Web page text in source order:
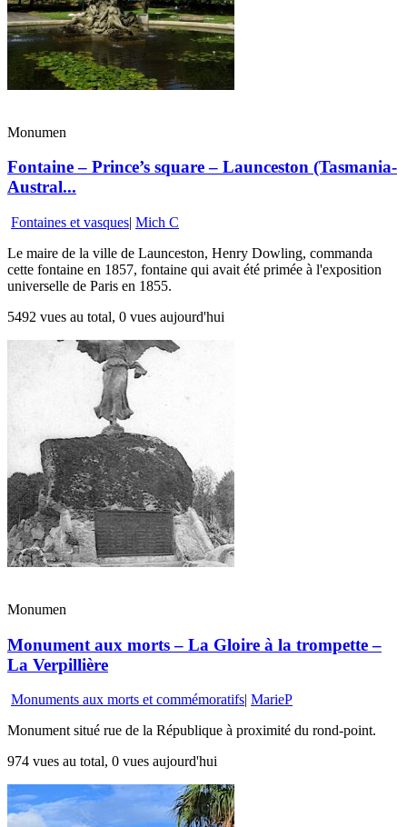
Monumen
Fontaine – Prince’s square – Launceston (Tasmania-
Austral...
Fontaines et vasques| Mich C
Le maire de la ville de Launceston, Henry Dowling, commanda
cette fontaine en 1857, fontaine qui avait été primée à l'exposition
universelle de Paris en 1855.
5492 vues au total, 0 vues aujourd'hui
Monumen
Monument aux morts – La Gloire à la trompette –
La Verpillière
Monuments aux morts et commémoratifs MarieP
Monument situé rue de la République à proximité du rond-point.
974 vues au total, 0 vues aujourd'hui